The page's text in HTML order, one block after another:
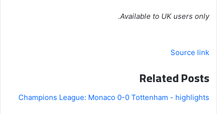
Available to UK users only.
Source link
Related Posts
Champions League: Monaco 0-0 Tottenham - highlights